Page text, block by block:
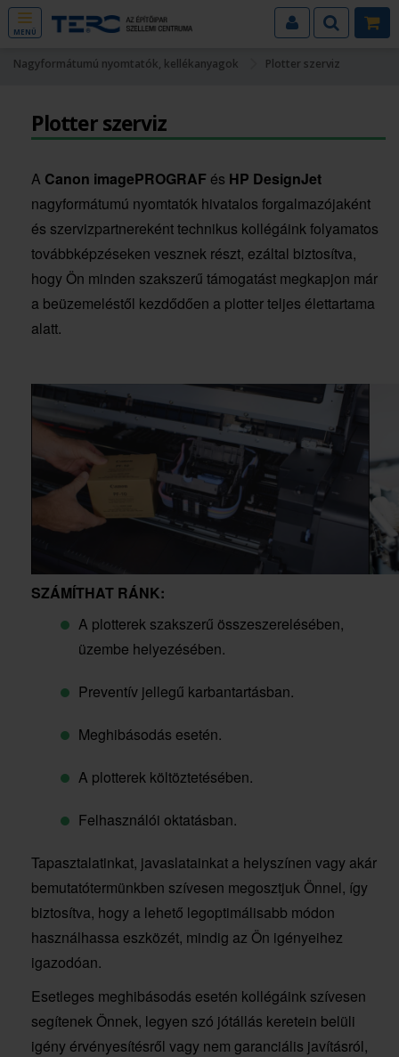
MENÜ
Nagyformátumú nyomtatók, kellékanyagok Plotter szerviz
Plotter szerviz
A Canon imagePROGRAF és HP DesignJet
nagyformátumú nyomtatók hivatalos forgalmazójaként
és szervizpartnereként technikus kollégáink folyamatos
továbbképzéseken vesznek részt, ezáltal biztosítva,
hogy Ön minden szakszerű támogatást megkapjon már
a beüzemeléstől kezdődően a plotter teljes élettartama
alatt.
SZÁMÍTHAT RÁNK:
A plotterek szakszerű összeszerelésében,
üzembe helyezésében.
Preventív jellegű karbantartásban.
Meghibásodás esetén.
A plotterek költöztetésében.
Felhasználói oktatásban.
Tapasztalatinkat, javaslatainkat a helyszínen vagy akár
bemutatótermünkben szívesen megosztjuk Önnel, így
biztosítva, hogy a lehető legoptimálisabb módon
használhassa eszközét, mindig az Ön igényeihez
igazodóan.
Esetleges meghibásodás esetén kollégáink szívesen
segítenek Önnek, legyen szó jótállás keretein belüli
igény érvényesítésről vagy nem garanciális javításról,